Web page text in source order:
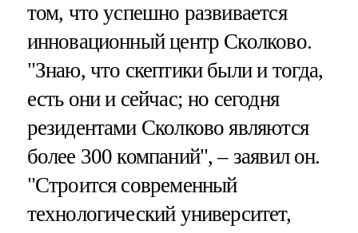
том, что успешно развивается
инновационный центр Сколково.
"Знаю, что скептики были и тогда,
есть они и сейчас; но сегодня
резидентами Сколково являются
более 300 компаний", – заявил он.
"Строится современный
технологический университет,